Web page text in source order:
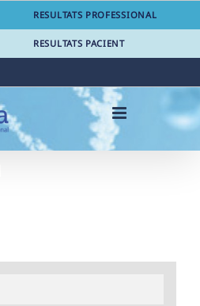
RESULTATS PROFESSIONAL
RESULTATS PACIENT